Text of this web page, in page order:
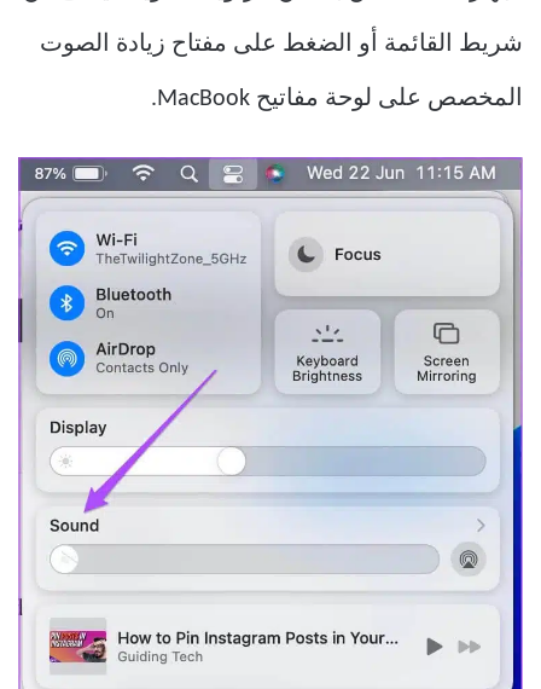
شريط القائمة أو الضغط على مفتاح زيادة الصوت
المخصص على لوحة مفاتيح MacBook.